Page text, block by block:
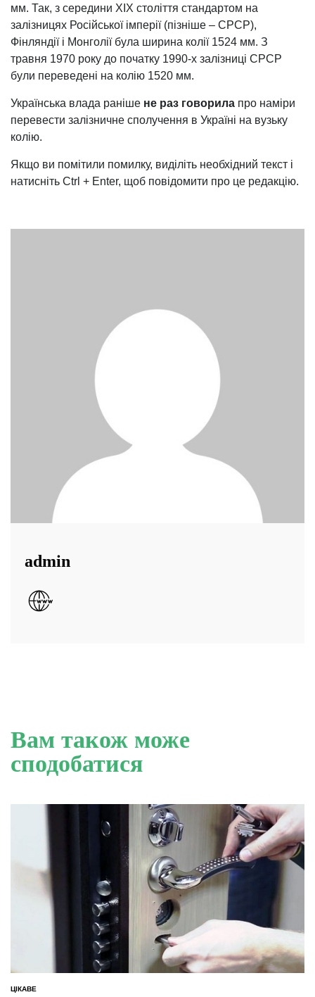
мм. Так, з середини XIX століття стандартом на
залізницях Російської імперії (пізніше – СРСР),
Фінляндії і Монголії була ширина колії 1524 мм. З
травня 1970 року до початку 1990-х залізниці СРСР
були переведені на колію 1520 мм.
Українська влада раніше не раз говорила про наміри
перевести залізничне сполучення в Україні на вузьку
колію.
Якщо ви помітили помилку, виділіть необхідний текст і
натисніть Ctrl + Enter, щоб повідомити про це редакцію.
admin
Вам також може
сподобатися
ОПУБЛІКУВАТИ
ЦІКАВЕ